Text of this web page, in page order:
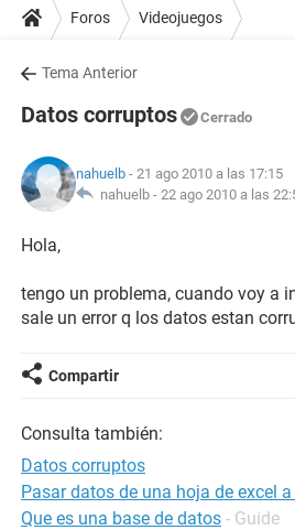
Foros Videojuegos
Tema Anterior
Datos corruptos Cerrado
nahuelb - 21 ago 2010 a las 17:15
nahuelb - 22 ago 2010 a las
Hola,
tengo un problema, cuando voy a
sale un error q los datos estan
Compartir
Consulta también:
Datos corruptos
Pasar datos de una hoja de excel
Que es una base de datos - Guide